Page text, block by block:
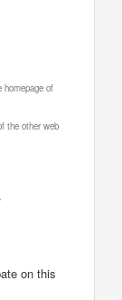
homepage of
the other web
on this